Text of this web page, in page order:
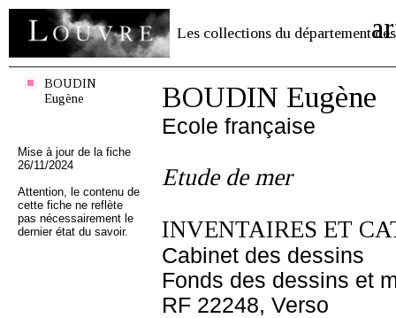
Les collections du département des
BOUDIN
Eugène
Mise à jour de la fiche
26/11/2024
Attention, le contenu de
cette fiche ne reflète
pas nécessairement le
dernier état du savoir.
BOUDIN Eugène
Ecole française
Etude de mer
INVENTAIRES ET
Cabinet des dessins
Fonds des dessins et
RF 22248, Verso